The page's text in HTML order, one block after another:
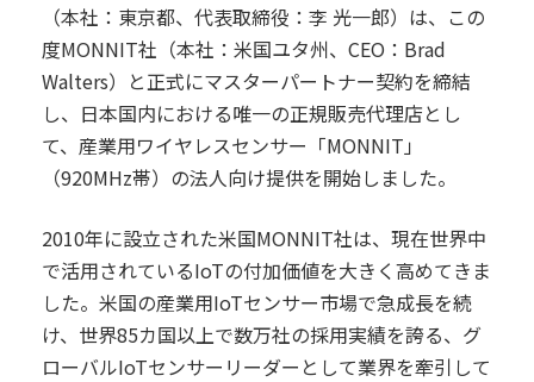
（本社：東京都、代表取締役：李 光一郎）は、この
度MONNIT社（本社：米国ユタ州、CEO：Brad
Walters）と正式にマスターパートナー契約を締結
し、日本国内における唯一の正規販売代理店とし
て、産業用ワイヤレスセンサー「MONNIT」
（920MHz帯）の法人向け提供を開始しました。
2010年に設立された米国MONNIT社は、現在世界中
で活用されているIoTの付加価値を大きく高めてきま
した。米国の産業用IoTセンサー市場で急成長を続
け、世界85カ国以上で数万社の採用実績を誇る、グ
ローバルIoTセンサーリーダーとして業界を牽引して